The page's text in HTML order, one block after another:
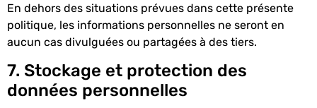
En dehors des situations prévues dans cette présente
politique, les informations personnelles ne seront en
aucun cas divulguées ou partagées à des tiers.
7. Stockage et protection des
données personnelles